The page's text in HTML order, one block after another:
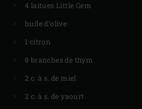
4 laitues Little Gem
huile d’olive
1 citron
8 branches de thym
2 c. à s. de miel
2 c. à s. de yaourt